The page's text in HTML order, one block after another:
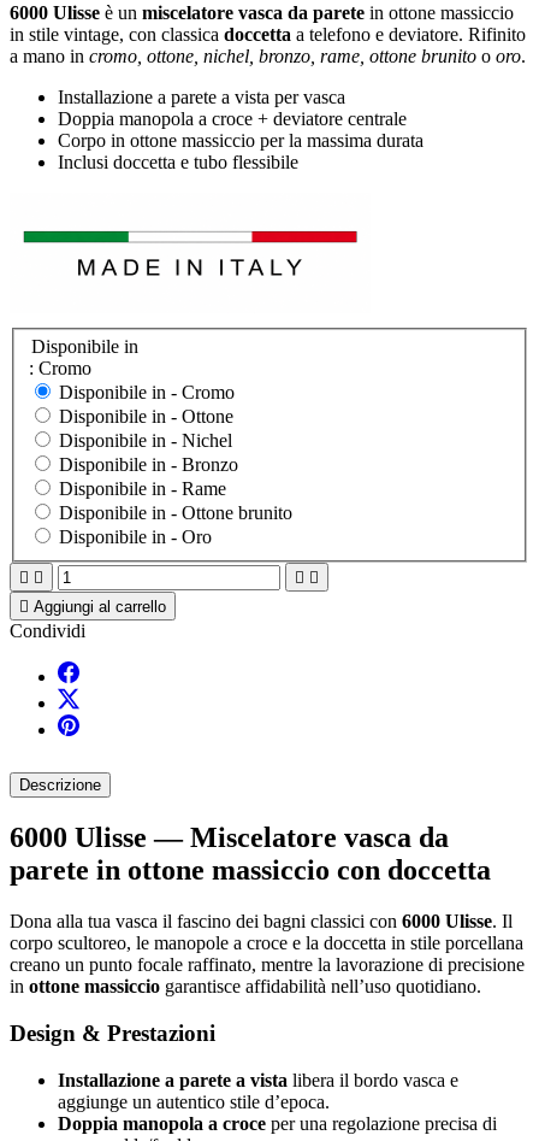
6000 Ulisse è un miscelatore vasca da parete in ottone massiccio
in stile vintage, con classica doccetta a telefono e deviatore. Rifinito
a mano in cromo, ottone, nichel, bronzo, rame, ottone brunito o oro.
Installazione a parete a vista per vasca
Doppia manopola a croce + deviatore centrale
Corpo in ottone massiccio per la massima durata
Inclusi doccetta e tubo flessibile
Disponibile in
: Cromo
Disponibile in - Cromo
Disponibile in - Ottone
Disponibile in - Nichel
Disponibile in - Bronzo
Disponibile in - Rame
Disponibile in - Ottone brunito
Disponibile in - Oro
   
 Aggiungi al carrello
Condividi
Descrizione
6000 Ulisse — Miscelatore vasca da
parete in ottone massiccio con doccetta
Dona alla tua vasca il fascino dei bagni classici con 6000 Ulisse. Il
corpo scultoreo, le manopole a croce e la doccetta in stile porcellana
creano un punto focale raffinato, mentre la lavorazione di precisione
in ottone massiccio garantisce affidabilità nell’uso quotidiano.
Design & Prestazioni
Installazione a parete a vista libera il bordo vasca e
aggiunge un autentico stile d’epoca.
Doppia manopola a croce per una regolazione precisa di